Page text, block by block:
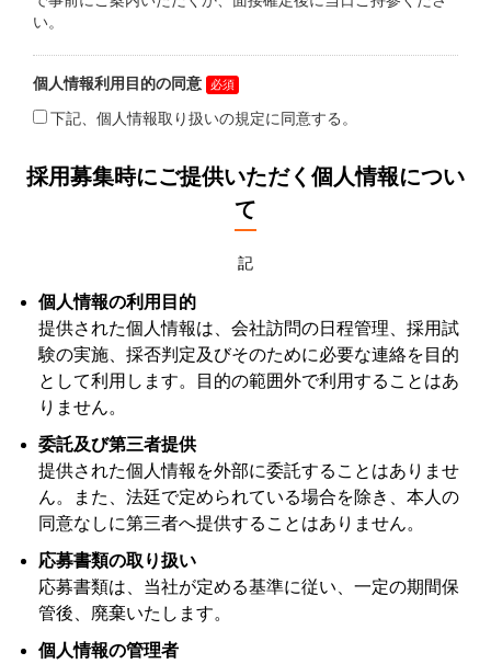
採用募集時にご提供いただく個人情報につい
て
記
個人情報の利用目的
提供された個人情報は、会社訪問の日程管理、採用試
験の実施、採否判定及びそのために必要な連絡を目的
として利用します。目的の範囲外で利用することはあ
りません。
委託及び第三者提供
提供された個人情報を外部に委託することはありませ
ん。また、法廷で定められている場合を除き、本人の
同意なしに第三者へ提供することはありません。
応募書類の取り扱い
応募書類は、当社が定める基準に従い、一定の期間保
管後、廃棄いたします。
個人情報の管理者